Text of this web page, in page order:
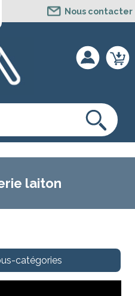
Nous contacter
laiton
catégories